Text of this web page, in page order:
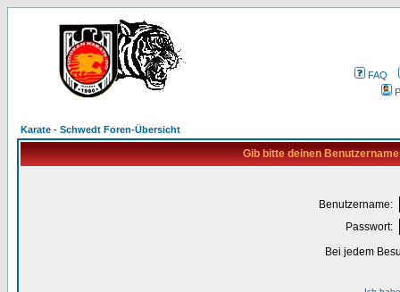
FAQ
Karate - Schwedt Foren-Übersicht
Gib bitte deinen
Benutzername:
Passwort:
Bei jedem